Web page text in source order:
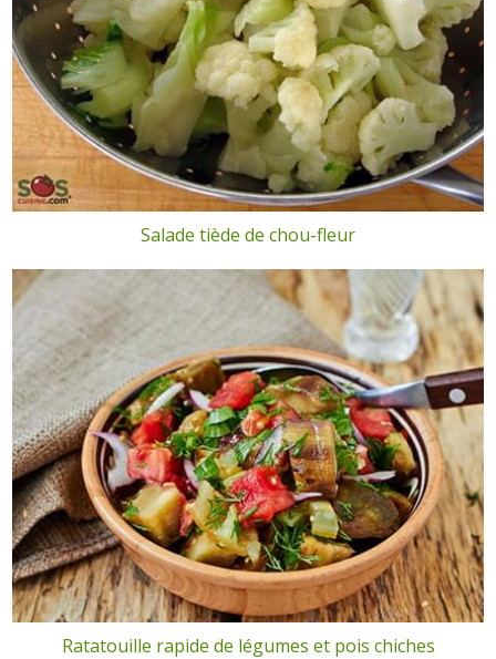
Salade tiède de chou-fleur
Ratatouille rapide de légumes et pois chiches